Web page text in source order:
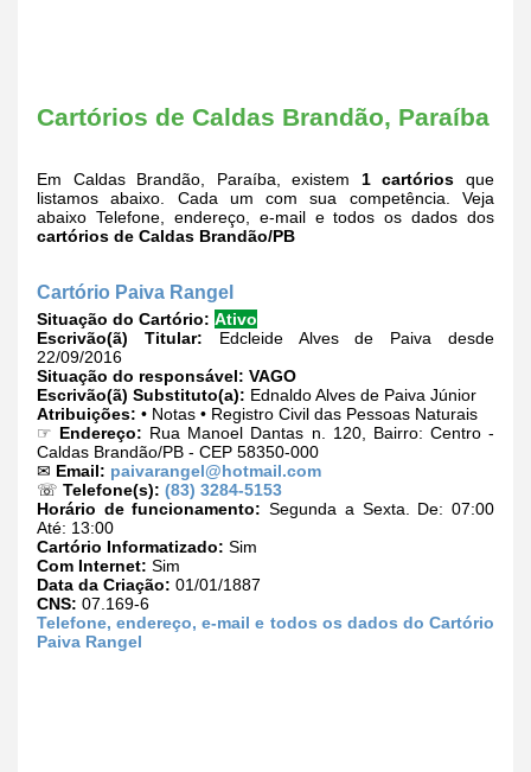
Cartórios de Caldas Brandão, Paraíba
Em Caldas Brandão, Paraíba, existem 1 cartórios que
listamos abaixo. Cada um com sua competência. Veja
abaixo Telefone, endereço, e-mail e todos os dados dos
cartórios de Caldas Brandão/PB
Cartório Paiva Rangel
Situação do Cartório: Ativo
Escrivão(ã) Titular: Edcleide Alves de Paiva desde
22/09/2016
Situação do responsável: VAGO
Escrivão(ã) Substituto(a): Ednaldo Alves de Paiva Júnior
Atribuições: • Notas • Registro Civil das Pessoas Naturais
☞ Endereço: Rua Manoel Dantas n. 120, Bairro: Centro -
Caldas Brandão/PB - CEP 58350-000
✉ Email: paivarangel@hotmail.com
☏ Telefone(s): (83) 3284-5153
Horário de funcionamento: Segunda a Sexta. De: 07:00
Até: 13:00
Cartório Informatizado: Sim
Com Internet: Sim
Data da Criação: 01/01/1887
CNS: 07.169-6
Telefone, endereço, e-mail e todos os dados do Cartório
Paiva Rangel